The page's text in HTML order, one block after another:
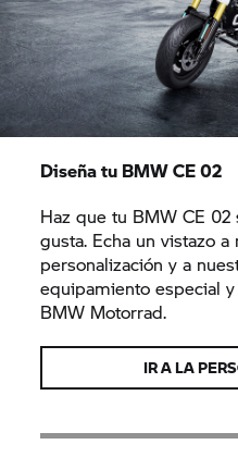
Diseña tu BMW CE 02
Haz que tu BMW CE
gusta. Echa un vistazo
personalización y a
equipamiento especial
BMW Motorrad.
IR A LA